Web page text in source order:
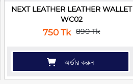
NEXT LEATHER LEATHER WALLET
WC02
750 Tk 890 Tk
অর্ডার করুন